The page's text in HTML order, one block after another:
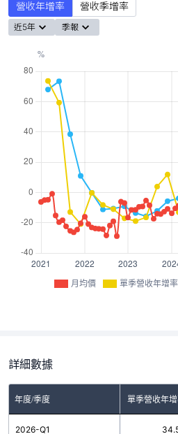
營收年增率 營收季增率
近5年 季報
月均價 單季營收年增率
詳細數據
年度/季度 單季營收年
2026-Q1